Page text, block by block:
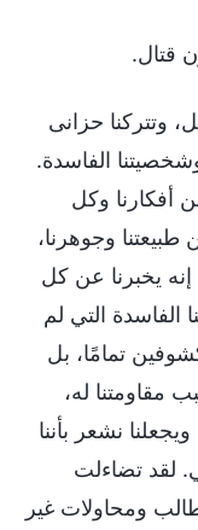
قتال.
وتتركنا حزانى
الفاسدة.
أفكارنا وكل
وجوهرنا،
يخبرنا عن كل
الفاسدة التي لم
تمامًا، بل
مقاومتنا له،
نشعر بأننا
لقد تضاءلت
ومحاولات غير